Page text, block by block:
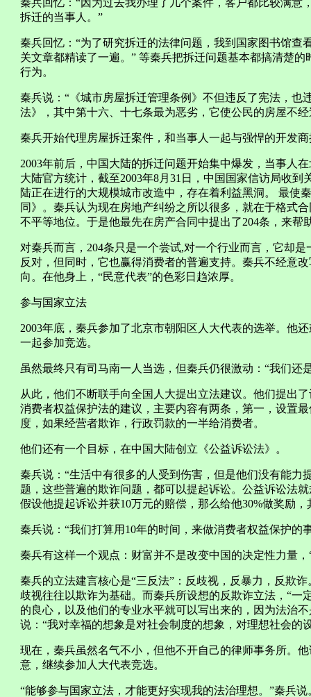
秦兵回忆：“因为过去我办理了几个案件，客户都比较满意
拆迁的当事人。”
秦兵回忆：“为了研究拆迁的法律问题，我到国家图书馆查
关文章都精读了一遍。” 等秦兵把拆迁问题基本都搞清楚
行为。
秦兵说：“《城市房屋拆迁管理条例》不但违反了宪法，也
法》，其中第十六、十七条最为恶劣，它使公民的房屋不
秦兵开始代理房屋拆迁案件，和当事人一起与强悍的开发
2003年前后，中国大陆的拆迁问题开始集中爆发，当事人
大陆官方统计，截至2003年8月31日，中国国家信访局收
陆正在进行的大规模城市改造中，存在着利益黑洞。 最使
同》。秦兵认为现在房地产纠纷之所以很多，就在于格式
不平等地位。于是他最先在房产合同中提出了204条，来帮
对秦兵而言，204条只是一个尝试,对一个行业而言，它却
反对，但同时，它也赢得消费者的普遍支持。秦兵不经意
向。在他身上，“民意代表”的色彩日趋浓厚。
参与国家立法
2003年底，秦兵参加了北京市朝阳区人大代表的选举。他
一起参加竞选。
虽然最终只有司马南一人当选，但秦兵仍很激动：“我们还
从此，他们不断联手向全国人大提出立法建议。他们提出
消费者权益保护法的建议，主要内容有两条，第一，设置
度，如果经营者欺诈，行政罚款的一半给消费者。
他们还有一个目标，在中国大陆创立《公益诉讼法》。
秦兵说：“生活中有很多的人受到伤害，但是他们没有能力
题，这些普遍的欺诈问题，都可以提起诉讼。公益诉讼法
假设他提起诉讼并获10万元的赔偿，那么给他30%做奖励
秦兵说：“我们打算用10年的时间，来做消费者权益保护的
秦兵有这样一个观点：财富并不是改变中国的决定性力量
秦兵的立法建言核心是“三反法”：反歧视，反暴力，反欺
歧视往往以欺诈为基础。而秦兵所设想的反欺诈立法，“一
的良心，以及他们的专业水平就可以写出来的，因为法治
说：“我对幸福的想象是对社会制度的想象，对理想社会的
现在，秦兵虽然名气不小，但他不开自己的律师事务所。
意，继续参加人大代表竞选。
“能够参与国家立法，才能更好实现我的法治理想。”秦兵说